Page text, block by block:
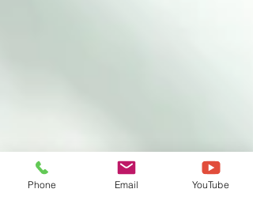
Phone Email YouTube